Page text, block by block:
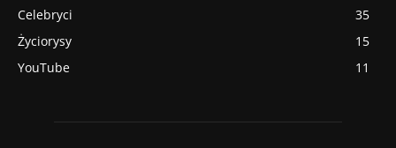
Celebryci
35
Życiorysy
15
YouTube
11